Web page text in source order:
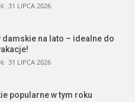
31 LIPCA 2026
na lato – idealne do
31 LIPCA 2026
popularne w tym roku